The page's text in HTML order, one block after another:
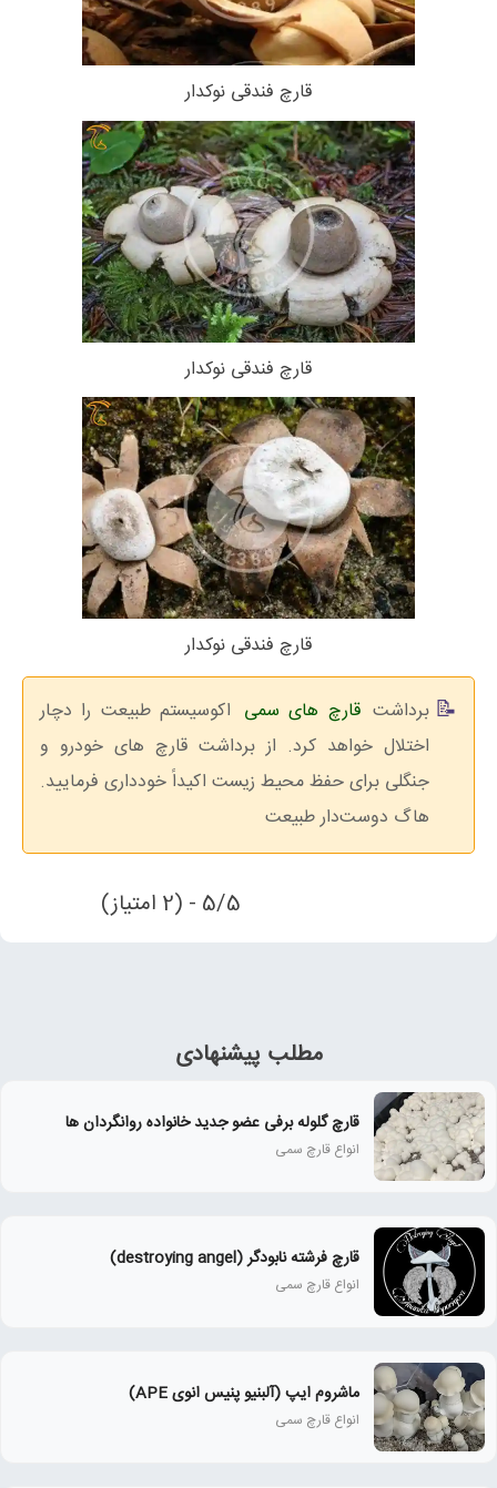
قارچ فندقی نوکدار
قارچ فندقی نوکدار
قارچ فندقی نوکدار
برداشت قارچ های سمی اکوسیستم طبیعت را دچار
اختلال خواهد کرد. از برداشت قارچ های خودرو و
جنگلی برای حفظ محیط زیست اکیداً خودداری فرمایید.
هاگ دوست‌دار طبیعت
5/5 - (2 امتیاز)
مطلب پیشنهادی
قارچ گلوله برفی عضو جدید خانواده روانگردان ها
انواع قارچ سمی
قارچ فرشته نابودگر (destroying angel)
انواع قارچ سمی
ماشروم ایپ (آلبنیو پنیس انوی APE)
انواع قارچ سمی